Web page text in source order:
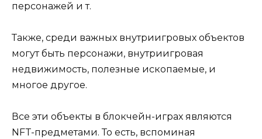
персонажей и т.
Также, среди важных внутриигровых объектов
могут быть персонажи, внутриигровая
недвижимость, полезные ископаемые, и
многое другое.
Все эти объекты в блокчейн-играх являются
NFT-предметами. То есть, вспоминая